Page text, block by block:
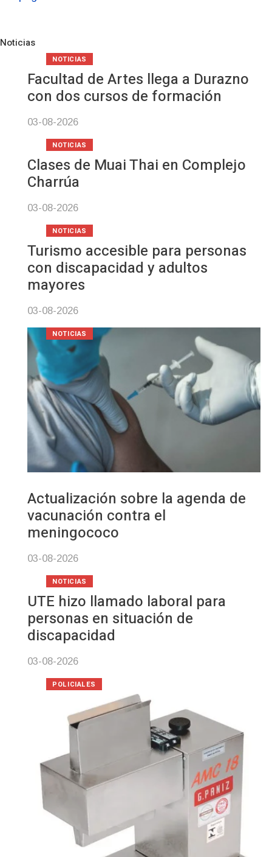
Noticias
Facultad de Artes llega a Durazno
con dos cursos de formación
03-08-2026
NOTICIAS
Clases de Muai Thai en Complejo
Charrúa
03-08-2026
NOTICIAS
Turismo accesible para personas
con discapacidad y adultos
mayores
03-08-2026
NOTICIAS
Actualización sobre la agenda de
vacunación contra el
meningococo
03-08-2026
NOTICIAS
UTE hizo llamado laboral para
personas en situación de
discapacidad
03-08-2026
NOTICIAS
POLICIALES